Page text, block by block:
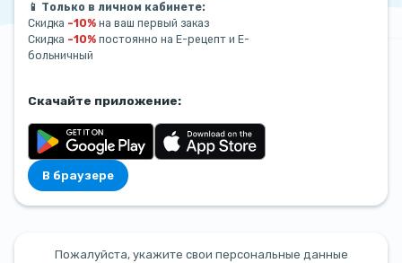
📱 Только в личном кабинете:
Скидка –10% на ваш первый заказ
Скидка –10% постоянно на Е-рецепт и Е-
больничный
Скачайте приложение:
В браузере
Пожалуйста, укажите свои персональные данные